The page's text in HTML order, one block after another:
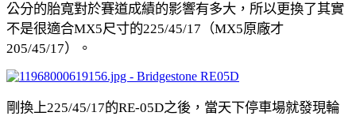
公分的胎寬對於賽道成績的影響有多大，所以更換了其實
不是很適合MX5尺寸的225/45/17（MX5原廠才
205/45/17）。
剛換上225/45/17的RE-05D之後，當天下停車場就發現輪